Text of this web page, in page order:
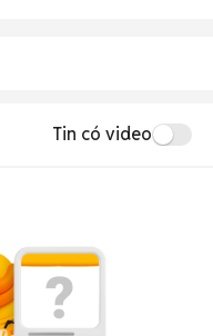
Tin có video